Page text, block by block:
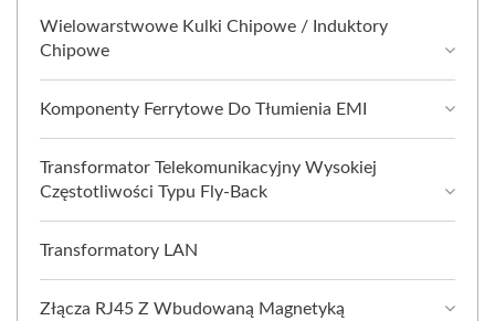
Wielowarstwowe Kulki Chipowe / Induktory
Chipowe
Komponenty Ferrytowe Do Tłumienia EMI
Transformator Telekomunikacyjny Wysokiej
Częstotliwości Typu Fly-Back
Transformatory LAN
Złącza RJ45 Z Wbudowaną Magnetyką